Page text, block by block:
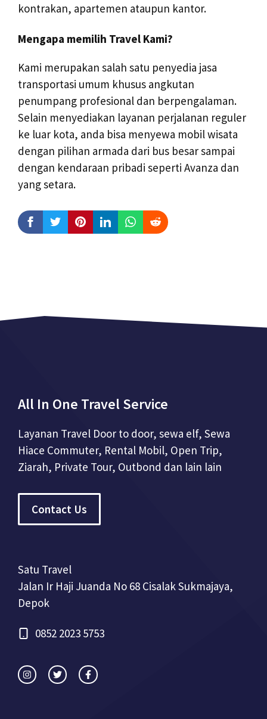
kontrakan, apartemen ataupun kantor.
Mengapa memilih Travel Kami?
Kami merupakan salah satu penyedia jasa
transportasi umum khusus angkutan
penumpang profesional dan berpengalaman.
Selain menyediakan layanan perjalanan reguler
ke luar kota, anda bisa menyewa mobil wisata
dengan pilihan armada dari bus besar sampai
dengan kendaraan pribadi seperti Avanza dan
yang setara.
All In One Travel Service
Layanan Travel Door to door, sewa elf, Sewa
Hiace Commuter, Rental Mobil, Open Trip,
Ziarah, Private Tour, Outbond dan lain lain
Contact Us
Satu Travel
Jalan Ir Haji Juanda No 68 Cisalak Sukmajaya,
Depok
0852 2023 5753